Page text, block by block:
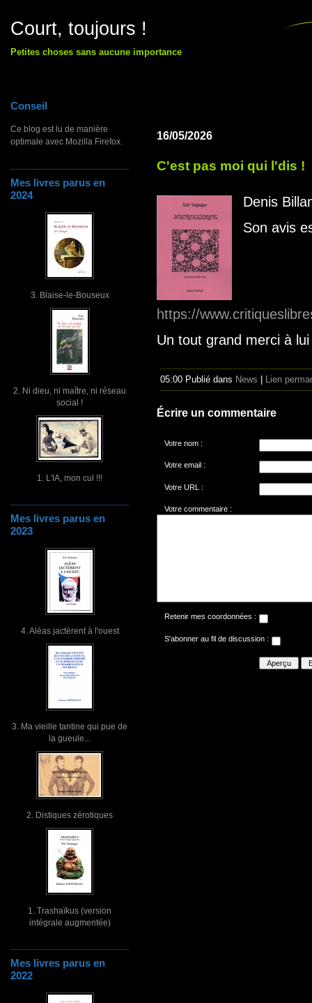
Court, toujours !
Petites choses sans aucune importance
Conseil
Ce blog est lu de manière
optimale avec Mozilla Firefox.
Mes livres parus en
2024
3. Blaise-le-Bouseux
2. Ni dieu, ni maître, ni réseau
social !
1. L'IA, mon cul !!!
Mes livres parus en
2023
4. Aléas jactèrent à l'ouest
3. Ma vieille tantine qui pue de
la gueule...
2. Distiques zérotiques
1. Trashaïkus (version
intégrale augmentée)
Mes livres parus en
2022
16/05/2026
C'est pas moi qui l'dis !
Denis
Son avis
https://
Un tout grand merci à
05:00 Publié dans News | Lien
Écrire un commentaire
Votre nom :
Votre email :
Votre URL :
Votre commentaire :
Retenir mes coordonnées :
S'abonner au fil de discussion :